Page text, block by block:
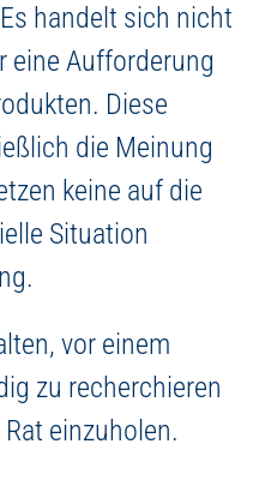
handelt sich nicht
eine Aufforderung
Diese
die Meinung
keine auf die
Situation
vor einem
zu recherchieren
einzuholen.